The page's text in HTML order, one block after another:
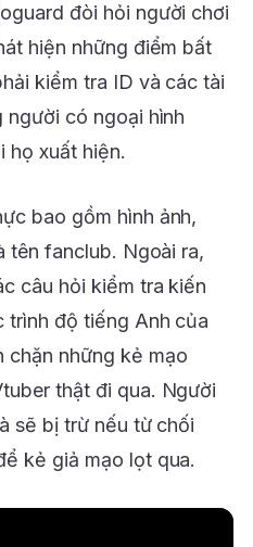
đòi hỏi người chơi
hiện những điểm bất
kiểm tra ID và các tài
người có ngoại hình
họ xuất hiện.
bao gồm hình ảnh,
tên fanclub. Ngoài ra,
câu hỏi kiểm tra kiến
trình độ tiếng Anh của
chặn những kẻ mạo
thật đi qua. Người
sẽ bị trừ nếu từ chối
kẻ giả mạo lọt qua.